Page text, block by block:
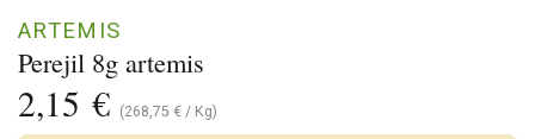
Perejil 8g artemis
ARTEMIS
2,15 € (268,75 € / Kg)